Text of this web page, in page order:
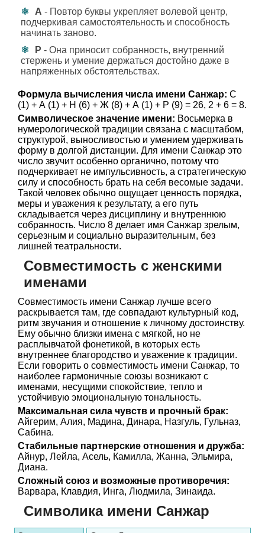
А - Повтор буквы укрепляет волевой центр,
подчеркивая самостоятельность и способность
начинать заново.
Р - Она приносит собранность, внутренний
стержень и умение держаться достойно даже в
напряженных обстоятельствах.
Формула вычисления числа имени Санжар: С
(1) + А (1) + Н (6) + Ж (8) + А (1) + Р (9) = 26, 2 + 6 = 8.
Символическое значение имени: Восьмерка в
нумерологической традиции связана с масштабом,
структурой, выносливостью и умением удерживать
форму в долгой дистанции. Для имени Санжар это
число звучит особенно органично, потому что
подчеркивает не импульсивность, а стратегическую
силу и способность брать на себя весомые задачи.
Такой человек обычно ощущает ценность порядка,
меры и уважения к результату, а его путь
складывается через дисциплину и внутреннюю
собранность. Число 8 делает имя Санжар зрелым,
серьезным и социально выразительным, без
лишней театральности.
Совместимость с женскими
именами
Совместимость имени Санжар лучше всего
раскрывается там, где совпадают культурный код,
ритм звучания и отношение к личному достоинству.
Ему обычно близки имена с мягкой, но не
расплывчатой фонетикой, в которых есть
внутреннее благородство и уважение к традиции.
Если говорить о совместимость имени Санжар, то
наиболее гармоничные союзы возникают с
именами, несущими спокойствие, тепло и
устойчивую эмоциональную тональность.
Максимальная сила чувств и прочный брак:
Айгерим, Алия, Мадина, Динара, Назгуль, Гульназ,
Сабина.
Стабильные партнерские отношения и дружба:
Айнур, Лейла, Асель, Камилла, Жанна, Эльмира,
Диана.
Сложный союз и возможные противоречия:
Варвара, Клавдия, Инга, Людмила, Зинаида.
Символика имени Санжар